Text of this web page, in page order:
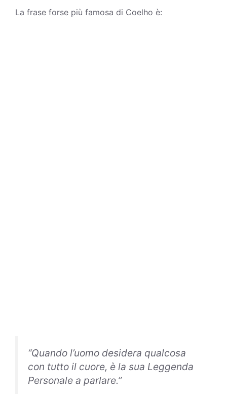
La frase forse più famosa di Coelho è:
“Quando l’uomo desidera qualcosa
con tutto il cuore, è la sua Leggenda
Personale a parlare.”